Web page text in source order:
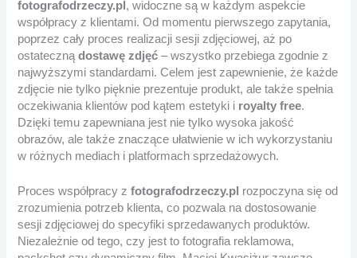
fotografodrzeczy.pl , widoczne są w każdym aspekcie
współpracy z klientami. Od momentu pierwszego zapytania,
poprzez cały proces realizacji sesji zdjęciowej, aż po
ostatecznądostawę zdjęć – wszystko przebiega zgodnie z
najwyższymi standardami. Celem jest zapewnienie, że każde
zdjęcie nie tylko pięknie prezentuje produkt, ale także spełnia
oczekiwania klientów pod kątem estetyki i royalty free.
Dzięki temu zapewniana jest nie tylko wysoka jakość
obrazów, ale także znaczące ułatwienie w ich wykorzystaniu
w różnych mediach i platformach sprzedażowych.
Proces współpracy zfotografodrzeczy.pl rozpoczyna się od
zrozumienia potrzeb klienta, co pozwala na dostosowanie
sesji zdjęciowej do specyfiki sprzedawanych produktów.
Niezależnie od tego, czy jest to fotografia reklamowa,